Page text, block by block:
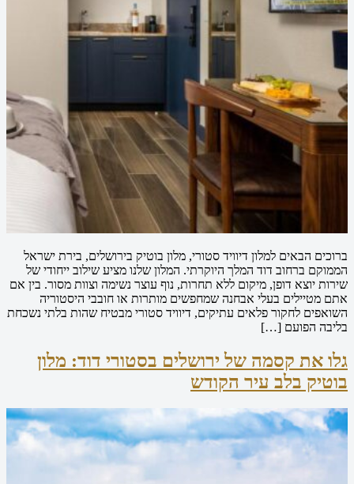
ברוכים הבאים למלון דיוויד סטורי, מלון בוטיק בירושלים, בירת ישראל
הממוקם ברחוב דוד המלך היוקרתי. המלון שלנו מציע שילוב ייחודי של
שירות יוצא דופן, מיקום ללא תחרות, נוף עוצר נשימה וצוות מסור. בין אם
אתם מטיילים בעלי אבחנה שמחפשים מותרות או חובבי היסטוריה
השואפים לחקור פלאים עתיקים, דיוויד סטורי מבטיח שהות בלתי נשכחת
בליבה הפועם […]
גלו את קסמה של ירושלים בסטורי דוד: מלון
בוטיק בלב עיר הקודש